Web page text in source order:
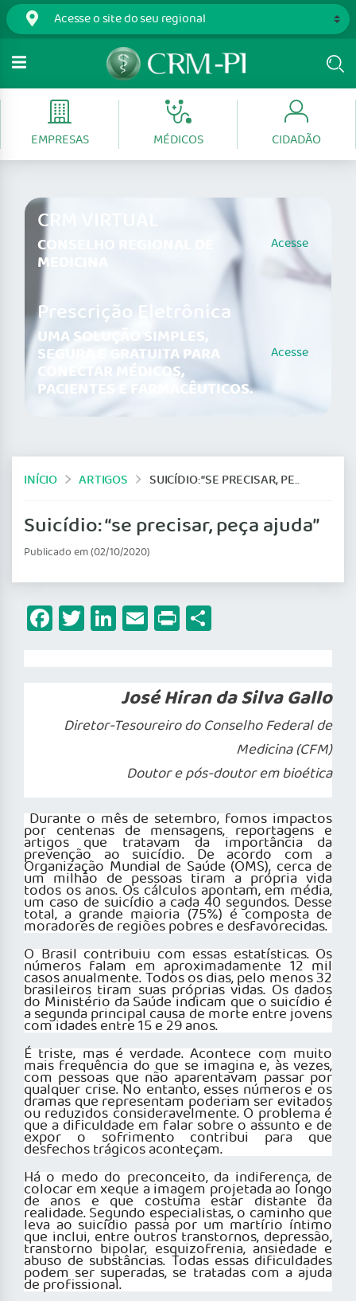
EMPRESAS MÉDICOS CIDADÃO
CRM VIRTUAL
CONSELHO REGIONAL DE
MEDICINA
Acesse
Prescrição Eletrônica
UMA SOLUÇÃO SIMPLES,
SEGURA E GRATUITA PARA
CONECTAR MÉDICOS,
PACIENTES E FARMACÊUTICOS.
Acesse
INÍCIO ARTIGOS SUICÍDIO: “SE PRECISAR, PEÇA AJUDA”
Suicídio: “se precisar, peça ajuda”
Publicado em (02/10/2020)
Facebook
Twitter
LinkedIn
Email
Print
José Hiran da Silva Gallo
Diretor-Tesoureiro do Conselho Federal de
Medicina (CFM)
Doutor e pós-doutor em bioética
Durante o mês de setembro, fomos impactos
por centenas de mensagens, reportagens e
artigos que tratavam da importância da
prevenção ao suicídio. De acordo com a
Organização Mundial de Saúde (OMS), cerca de
um milhão de pessoas tiram a própria vida
todos os anos. Os cálculos apontam, em média,
um caso de suicídio a cada 40 segundos. Desse
total, a grande maioria (75%) é composta de
moradores de regiões pobres e desfavorecidas.
O Brasil contribuiu com essas estatísticas. Os
números falam em aproximadamente 12 mil
casos anualmente. Todos os dias, pelo menos 32
brasileiros tiram suas próprias vidas. Os dados
do Ministério da Saúde indicam que o suicídio é
a segunda principal causa de morte entre jovens
com idades entre 15 e 29 anos.
É triste, mas é verdade. Acontece com muito
mais frequência do que se imagina e, às vezes,
com pessoas que não aparentavam passar por
qualquer crise. No entanto, esses números e os
dramas que representam poderiam ser evitados
ou reduzidos consideravelmente. O problema é
que a dificuldade em falar sobre o assunto e de
expor o sofrimento contribui para que
desfechos trágicos aconteçam.
Há o medo do preconceito, da indiferença, de
colocar em xeque a imagem projetada ao longo
de anos e que costuma estar distante da
realidade. Segundo especialistas, o caminho que
leva ao suicídio passa por um martírio íntimo
que inclui, entre outros transtornos, depressão,
transtorno bipolar, esquizofrenia, ansiedade e
abuso de substâncias. Todas essas dificuldades
podem ser superadas, se tratadas com a ajuda
de profissional.